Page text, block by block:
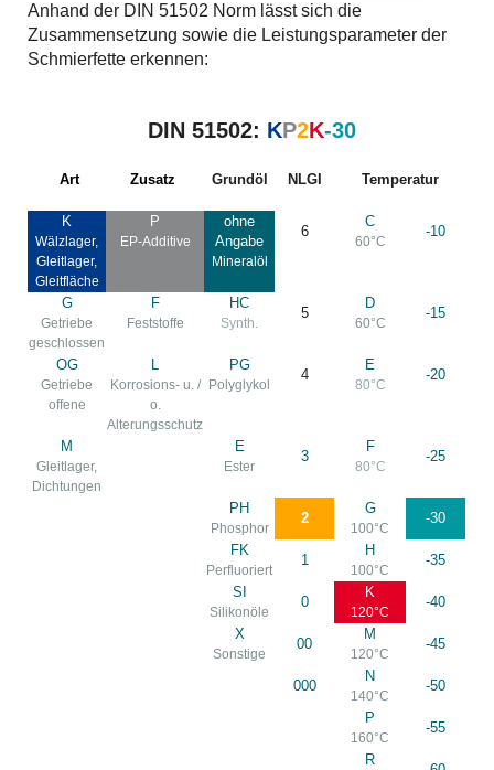
Anhand der DIN 51502 Norm lässt sich die
Zusammensetzung sowie die Leistungsparameter der
Schmierfette erkennen:
DIN 51502: KP2K-30
Art Zusatz Grundöl NLGI Temperatur
K
Wälzlager,
Gleitlager,
Gleitfläche
P
EP-Additive
ohne
Angabe
Mineralöl
6
C
60°C
-10
G
Getriebe
geschlossen
F
Feststoffe
HC
Synth.
5
D
60°C
-15
OG
Getriebe
offene
L
Korrosions- u. /
o.
Alterungsschutz
PG
Polyglykol
4
E
80°C
-20
M
Gleitlager,
Dichtungen
E
Ester
3
F
80°C
-25
PH
Phosphor
2
G
100°C
-30
FK
Perfluoriert
1
H
100°C
-35
SI
Silikonöle
0
K
120°C
-40
X
Sonstige
00
M
120°C
-45
000
N
140°C
-50
P
160°C
-55
R